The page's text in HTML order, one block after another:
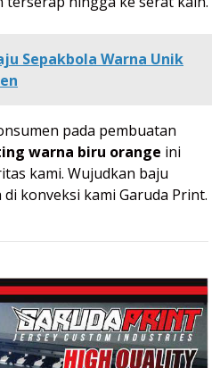
Sepakbola Warna Unik
pada pembuatan
warna biru orange ini
kami. Wujudkan baju
konveksi kami Garuda Print.